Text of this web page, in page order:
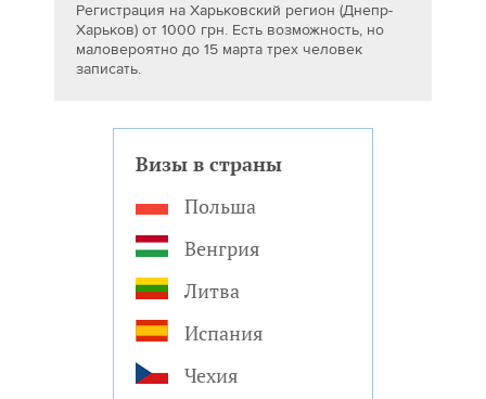
Регистрация на Харьковский регион (Днепр-
Харьков) от 1000 грн. Есть возможность, но
маловероятно до 15 марта трех человек
записать.
Визы в страны
Польша
Венгрия
Литва
Испания
Чехия